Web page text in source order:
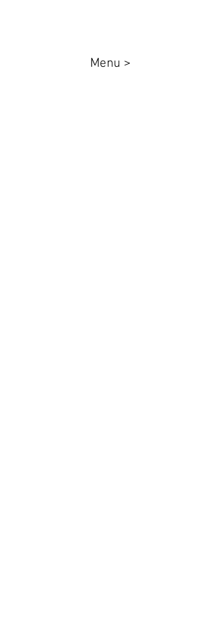
Menu >